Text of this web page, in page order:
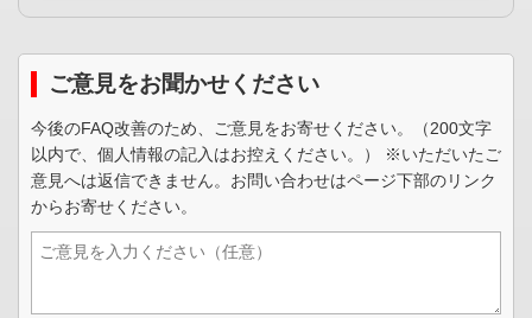
ご意見をお聞かせください
今後のFAQ改善のため、ご意見をお寄せください。（200文字
以内で、個人情報の記入はお控えください。） ※いただいたご
意見へは返信できません。お問い合わせはページ下部のリンク
からお寄せください。